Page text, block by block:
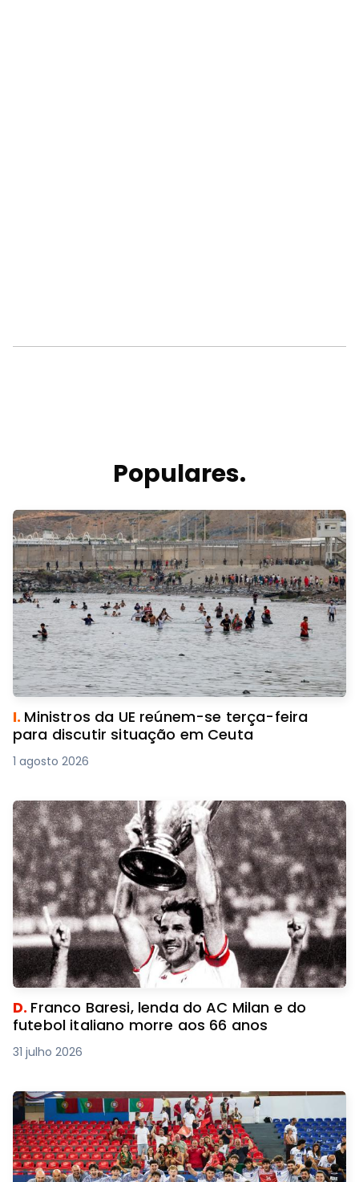
Populares.
I. Ministros da UE reúnem-se terça-feira
para discutir situação em Ceuta
1 agosto 2026
D. Franco Baresi, lenda do AC Milan e do
futebol italiano morre aos 66 anos
31 julho 2026